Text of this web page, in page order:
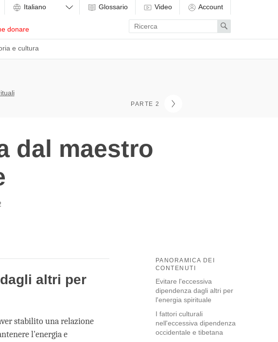
e cultura
donare
Glossario Video Account
Enter
search
term
Search
PARTE 2
dal maestro
PANORAMICA DEI
CONTENUTI
Evitare l'eccessiva
dipendenza dagli altri per
l'energia spirituale
I fattori culturali
nell'eccessiva dipendenza
occidentale e tibetana
altri per
stabilito una relazione
l'energia e